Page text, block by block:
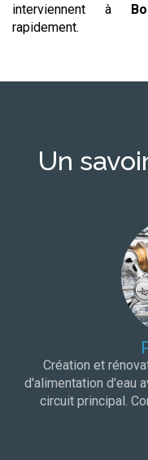
interviennent à
rapidement.
Un
Création et
d'alimentation d'eau
circuit principal.